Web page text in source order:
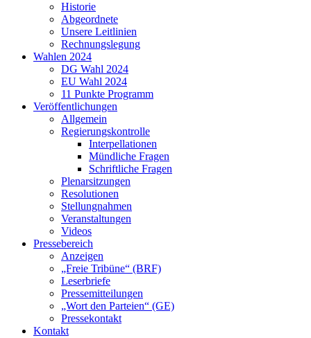
Historie
Abgeordnete
Unsere Leitlinien
Rechnungslegung
Wahlen 2024
DG Wahl 2024
EU Wahl 2024
11 Punkte Programm
Veröffentlichungen
Allgemein
Regierungskontrolle
Interpellationen
Mündliche Fragen
Schriftliche Fragen
Plenarsitzungen
Resolutionen
Stellungnahmen
Veranstaltungen
Videos
Pressebereich
Anzeigen
„Freie Tribüne“ (BRF)
Leserbriefe
Pressemitteilungen
„Wort den Parteien“ (GE)
Pressekontakt
Kontakt